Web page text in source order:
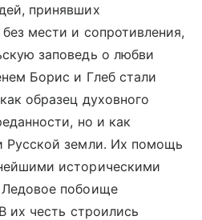
принявших
мести и сопротивления,
заповедь о любви
Борис и Глеб стали
образец духовного
но и как
Русской земли. Их помощь
историческими
побоище
их честь строились